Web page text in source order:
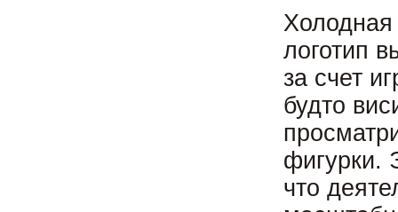
логотип
за счет
будто
фигурки.
что